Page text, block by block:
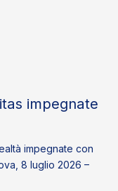
impegnate
impegnate con
8 luglio 2026 –